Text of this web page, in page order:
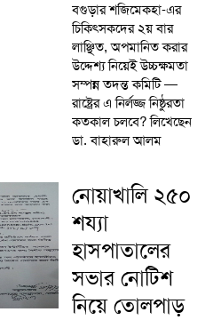
বগুড়ার শজিমেকহা-এর
চিকিৎসকদের ২য় বার
লাঞ্ছিত, অপমানিত করার
উদ্দেশ্য নিয়েই উচ্চক্ষমতা
সম্পন্ন তদন্ত কমিটি —
রাষ্ট্রের এ নির্লজ্জ নিষ্ঠুরতা
কতকাল চলবে? লিখেছেন
ডা. বাহারুল আলম
নোয়াখালি ২৫০
শয্যা
হাসপাতালের
সভার নোটিশ
নিয়ে তোলপাড়